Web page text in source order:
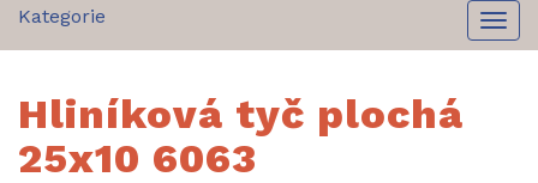
Hliníková tyč plochá
25x10 6063